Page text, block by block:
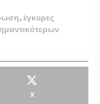
έγκυρες
X